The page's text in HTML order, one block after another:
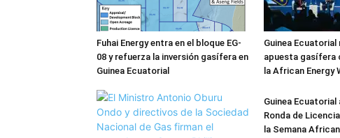
Fuhai Energy entra en el bloque EG-
08 y refuerza la inversión gasífera en
Guinea Ecuatorial
Guinea
apuesta gasífera
la African Energy
Guinea Ecuatorial
Ronda de
la Semana